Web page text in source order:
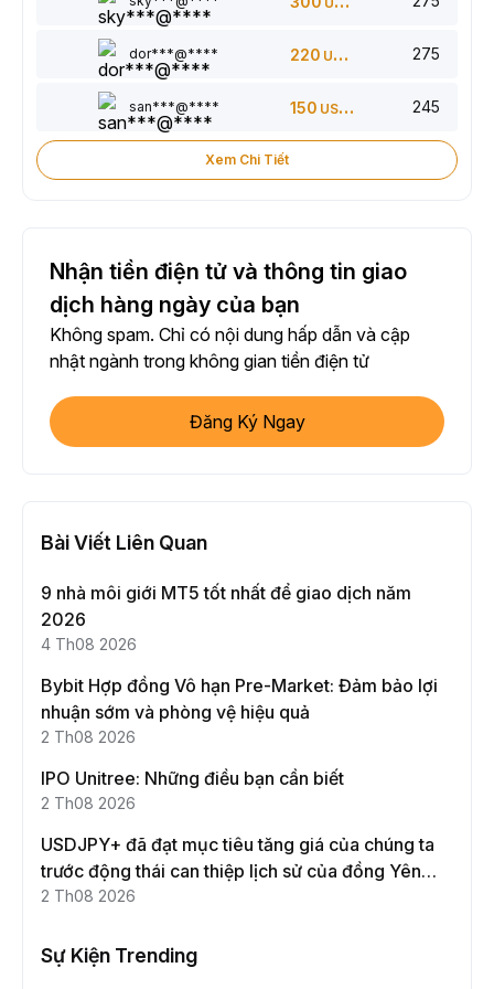
dor***@**** 220 USDT 275
san***@**** 150 USDT 245
Xem Chi Tiết
Nhận tiền điện tử và thông tin giao
dịch hàng ngày của bạn
Không spam. Chỉ có nội dung hấp dẫn và cập
nhật ngành trong không gian tiền điện tử
Đăng Ký Ngay
Bài Viết Liên Quan
9 nhà môi giới MT5 tốt nhất để giao dịch năm
2026
4 Th08 2026
Bybit Hợp đồng Vô hạn Pre-Market: Đảm bảo lợi
nhuận sớm và phòng vệ hiệu quả
2 Th08 2026
IPO Unitree: Những điều bạn cần biết
2 Th08 2026
USDJPY+ đã đạt mục tiêu tăng giá của chúng ta
trước động thái can thiệp lịch sử của đồng Yên
Nhật!
2 Th08 2026
Sự Kiện Trending